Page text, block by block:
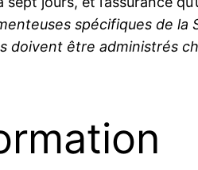
spécifiques de
être administrés